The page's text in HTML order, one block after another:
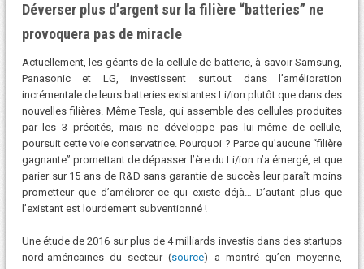
Déverser plus d’argent sur la filière “batteries” ne
provoquera pas de miracle
Actuellement, les géants de la cellule de batterie, à savoir Samsung,
Panasonic et LG, investissent surtout dans l’amélioration
incrémentale de leurs batteries existantes Li/ion plutôt que dans des
nouvelles filières. Même Tesla, qui assemble des cellules produites
par les 3 précités, mais ne développe pas lui-même de cellule,
poursuit cette voie conservatrice. Pourquoi ? Parce qu’aucune “filière
gagnante” promettant de dépasser l’ère du Li/ion n’a émergé, et que
parier sur 15 ans de R&D sans garantie de succès leur paraît moins
prometteur que d’améliorer ce qui existe déjà… D’autant plus que
l’existant est lourdement subventionné !
Une étude de 2016 sur plus de 4 milliards investis dans des startups
nord-américaines du secteur (source) a montré qu’en moyenne,